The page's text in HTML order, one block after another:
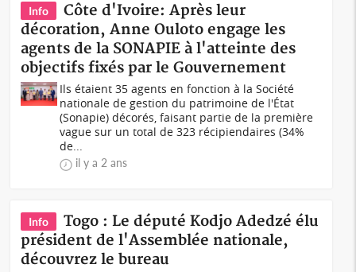
Info
Côte d'Ivoire: Après leur
décoration, Anne Ouloto engage les
agents de la SONAPIE à l'atteinte des
objectifs fixés par le Gouvernement
Ils étaient 35 agents en fonction à la Société
nationale de gestion du patrimoine de l'État
(Sonapie) décorés, faisant partie de la première
vague sur un total de 323 récipiendaires (34%
de...
il y a 2 ans
Info
Togo : Le député Kodjo Adedzé élu
président de l'Assemblée nationale,
découvrez le bureau